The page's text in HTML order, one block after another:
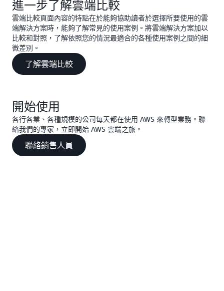
進一步了解雲端比較
雲端比較頁面內容的特點在於能夠協助讀者於選擇所要使用的雲
端解決方案時，能夠了解常見的使用案例。將雲端解決方案加以
比較和對照，了解依照您的情況最適合的各種使用案例之間的細
微差別。
了解雲端比較
開始使用
各行各業、各種規模的公司每天都在使用 AWS 來轉型業務。聯
絡我們的專家，立即開始 AWS 雲端之旅。
聯絡銷售人員